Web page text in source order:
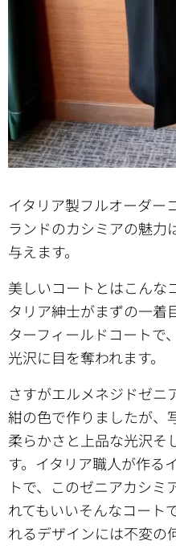
イタリア製フルオーダ
ランドのカシミアの魅力
与えます。
美しいコートとはこんな
タリア紳士がまずの一着
ターフィールドコートで
光沢に目を奪われます。
さすがエルメネジドゼニ
紺の色で作りましたが、
柔らかさと上品な光沢そ
す。イタリア職人が作る
トで、このゼニアカシ
れてもいいそんなコート
れるデザインには不変の